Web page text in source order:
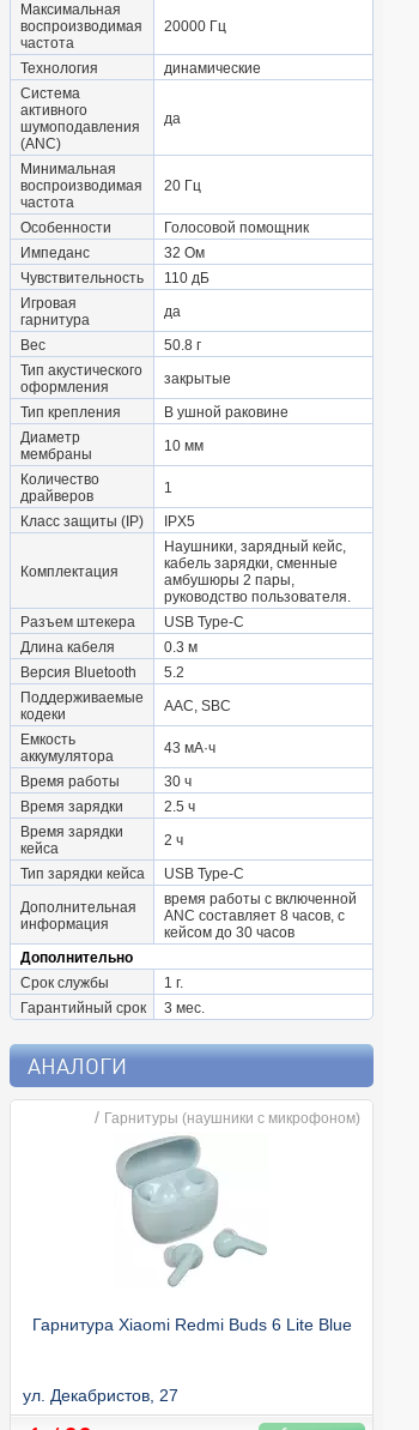
Максимальная
воспроизводимая
частота
20000 Гц
Технология
динамические
Система
активного
шумоподавления
(ANC)
да
Минимальная
воспроизводимая
частота
20 Гц
Особенности
Голосовой помощник
Импеданс
32 Ом
Чувствительность
110 дБ
Игровая
гарнитура
да
Вес
50.8 г
Тип акустического
оформления
закрытые
Тип крепления
В ушной раковине
Диаметр
мембраны
10 мм
Количество
драйверов
1
Класс защиты (IP)
IPX5
Комплектация
Наушники, зарядный кейс,
кабель зарядки, сменные
амбушюры 2 пары,
руководство пользователя.
Разъем штекера
USB Type-C
Длина кабеля
0.3 м
Версия Bluetooth
5.2
Поддерживаемые
кодеки
AAC, SBC
Емкость
аккумулятора
43 мА·ч
Время работы
30 ч
Время зарядки
2.5 ч
Время зарядки
кейса
2 ч
Тип зарядки кейса
USB Type-C
Дополнительная
информация
время работы с включенной
ANC составляет 8 часов, с
кейсом до 30 часов
Дополнительно
Срок службы
1 г.
Гарантийный срок
3 мес.
АНАЛОГИ
/ Гарнитуры (наушники с микрофоном)
Гарнитура Xiaomi Redmi Buds 6 Lite Blue
ул. Декабристов, 27